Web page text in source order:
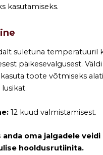
kasutamiseks.
suletuna temperatuuril
päikesevalgusest.
toote võtmiseks
12 kuud valmistamisest.
anda oma jalgadele
hooldusrutiinita.